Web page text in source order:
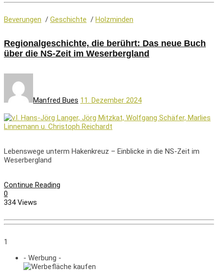
Beverungen / Geschichte / Holzminden
Regionalgeschichte, die berührt: Das neue Buch
über die NS-Zeit im Weserbergland
Manfred Bues 11. Dezember 2024
Lebenswege unterm Hakenkreuz – Einblicke in die NS-Zeit im
Weserbergland
Continue Reading
0
334 Views
1
- Werbung -